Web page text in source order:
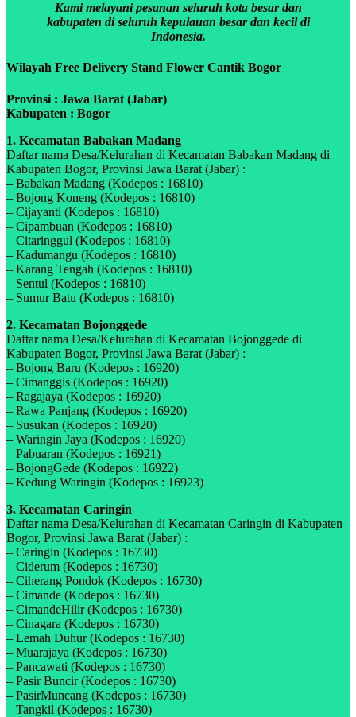
Kami melayani pesanan seluruh kota besar dan
kabupaten di seluruh kepulauan besar dan kecil di
Indonesia.
Wilayah Free Delivery Stand Flower Cantik Bogor
Provinsi : Jawa Barat (Jabar)
Kabupaten : Bogor
1. Kecamatan Babakan Madang
Daftar nama Desa/Kelurahan di Kecamatan Babakan Madang di
Kabupaten Bogor, Provinsi Jawa Barat (Jabar) :
– Babakan Madang (Kodepos : 16810)
– Bojong Koneng (Kodepos : 16810)
– Cijayanti (Kodepos : 16810)
– Cipambuan (Kodepos : 16810)
– Citaringgul (Kodepos : 16810)
– Kadumangu (Kodepos : 16810)
– Karang Tengah (Kodepos : 16810)
– Sentul (Kodepos : 16810)
– Sumur Batu (Kodepos : 16810)
2. Kecamatan Bojonggede
Daftar nama Desa/Kelurahan di Kecamatan Bojonggede di
Kabupaten Bogor, Provinsi Jawa Barat (Jabar) :
– Bojong Baru (Kodepos : 16920)
– Cimanggis (Kodepos : 16920)
– Ragajaya (Kodepos : 16920)
– Rawa Panjang (Kodepos : 16920)
– Susukan (Kodepos : 16920)
– Waringin Jaya (Kodepos : 16920)
– Pabuaran (Kodepos : 16921)
– BojongGede (Kodepos : 16922)
– Kedung Waringin (Kodepos : 16923)
3. Kecamatan Caringin
Daftar nama Desa/Kelurahan di Kecamatan Caringin di Kabupaten
Bogor, Provinsi Jawa Barat (Jabar) :
– Caringin (Kodepos : 16730)
– Ciderum (Kodepos : 16730)
– Ciherang Pondok (Kodepos : 16730)
– Cimande (Kodepos : 16730)
– CimandeHilir (Kodepos : 16730)
– Cinagara (Kodepos : 16730)
– Lemah Duhur (Kodepos : 16730)
– Muarajaya (Kodepos : 16730)
– Pancawati (Kodepos : 16730)
– Pasir Buncir (Kodepos : 16730)
– PasirMuncang (Kodepos : 16730)
– Tangkil (Kodepos : 16730)